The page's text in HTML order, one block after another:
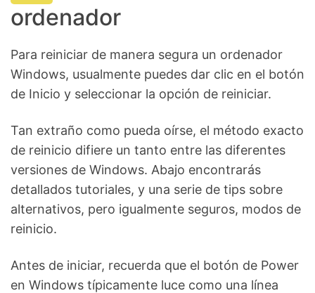
ordenador
Para reiniciar de manera segura un ordenador
Windows, usualmente puedes dar clic en el botón
de Inicio y seleccionar la opción de reiniciar.
Tan extraño como pueda oírse, el método exacto
de reinicio difiere un tanto entre las diferentes
versiones de Windows. Abajo encontrarás
detallados tutoriales, y una serie de tips sobre
alternativos, pero igualmente seguros, modos de
reinicio.
Antes de iniciar, recuerda que el botón de Power
en Windows típicamente luce como una línea